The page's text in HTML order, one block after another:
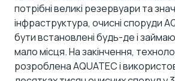
потрібні великі резервуари та
інфраструктура, очисні споруди
бути встановлені будь-де і
мало місця. На закінчення,
розроблена AQUATEC і